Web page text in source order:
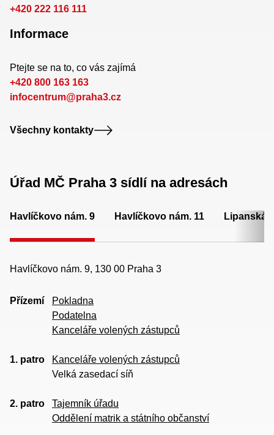
+420 222 116 111
Informace
Ptejte se na to, co vás zajímá
+420 800 163 163
infocentrum@praha3.cz
Všechny kontakty
Úřad MČ Praha 3 sídlí na adresách
Havlíčkovo nám. 9 Havlíčkovo nám. 11 Lipanská 7
Havlíčkovo nám. 9, 130 00 Praha 3
Přízemí
Pokladna
Podatelna
Kanceláře volených zástupců
1. patro
Kanceláře volených zástupců
Velká zasedací síň
2. patro
Tajemník úřadu
Oddělení matrik a státního občanství